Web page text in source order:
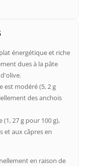
énergétique et riche
dues à la pâte
modéré (5, 2 g
des anchois
(1, 27 g pour 100 g),
et aux câpres en
en raison de